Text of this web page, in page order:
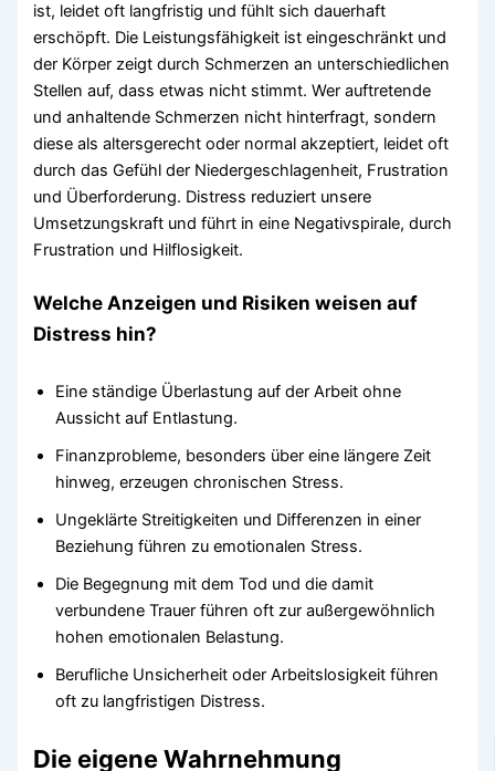
ist, leidet oft langfristig und fühlt sich dauerhaft
erschöpft. Die Leistungsfähigkeit ist eingeschränkt und
der Körper zeigt durch Schmerzen an unterschiedlichen
Stellen auf, dass etwas nicht stimmt. Wer auftretende
und anhaltende Schmerzen nicht hinterfragt, sondern
diese als altersgerecht oder normal akzeptiert, leidet oft
durch das Gefühl der Niedergeschlagenheit, Frustration
und Überforderung. Distress reduziert unsere
Umsetzungskraft und führt in eine Negativspirale, durch
Frustration und Hilflosigkeit.
Welche Anzeigen und Risiken weisen auf
Distress hin?
Eine ständige Überlastung auf der Arbeit ohne
Aussicht auf Entlastung.
Finanzprobleme, besonders über eine längere Zeit
hinweg, erzeugen chronischen Stress.
Ungeklärte Streitigkeiten und Differenzen in einer
Beziehung führen zu emotionalen Stress.
Die Begegnung mit dem Tod und die damit
verbundene Trauer führen oft zur außergewöhnlich
hohen emotionalen Belastung.
Berufliche Unsicherheit oder Arbeitslosigkeit führen
oft zu langfristigen Distress.
Die eigene Wahrnehmung